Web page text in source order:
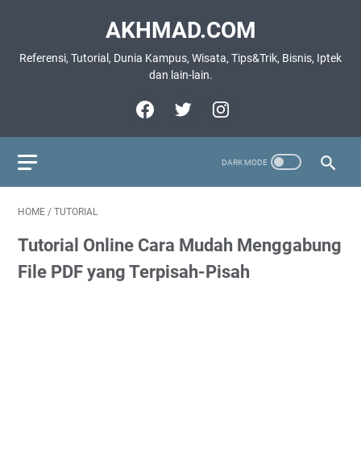
AKHMAD.COM
Referensi, Tutorial, Dunia Kampus, Wisata, Tips&Trik, Bisnis, Iptek
dan lain-lain.
HOME / TUTORIAL
Tutorial Online Cara Mudah Menggabung
File PDF yang Terpisah-Pisah